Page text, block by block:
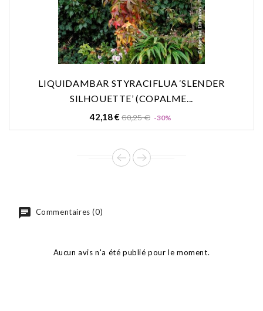
LIQUIDAMBAR STYRACIFLUA ‘SLENDER
SILHOUETTE’ (COPALME...
42,18 € Prix
60,25 € -30%
Commentaires (0)
Aucun avis n'a été publié pour le moment.